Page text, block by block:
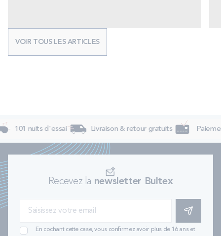
VOIR TOUS LES ARTICLES
101 nuits d'essai Livraison & retour gratuits
Recevez la newsletter Bultex
S'INSCRIRE
En cochant cette case, vous confirmez avoir plus de 16 ans et